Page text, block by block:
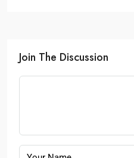
Join The Discussion